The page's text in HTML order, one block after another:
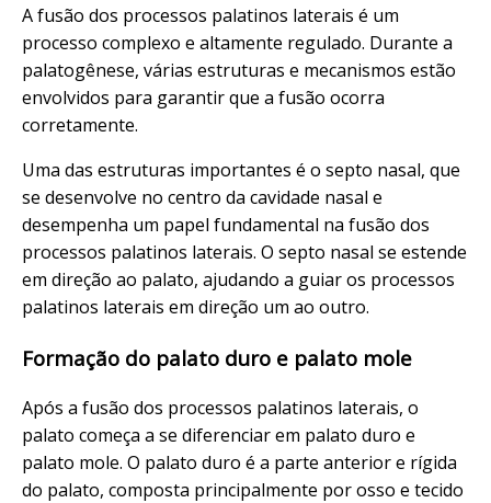
A fusão dos processos palatinos laterais é um
processo complexo e altamente regulado. Durante a
palatogênese, várias estruturas e mecanismos estão
envolvidos para garantir que a fusão ocorra
corretamente.
Uma das estruturas importantes é o septo nasal, que
se desenvolve no centro da cavidade nasal e
desempenha um papel fundamental na fusão dos
processos palatinos laterais. O septo nasal se estende
em direção ao palato, ajudando a guiar os processos
palatinos laterais em direção um ao outro.
Formação do palato duro e palato mole
Após a fusão dos processos palatinos laterais, o
palato começa a se diferenciar em palato duro e
palato mole. O palato duro é a parte anterior e rígida
do palato, composta principalmente por osso e tecido